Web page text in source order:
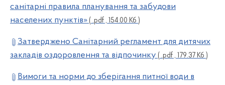
санітарні правила планування та забудови
населених пунктів» ( .pdf , 154.00 Кб )
Затверджено Санітарний регламент для дитячих
закладів оздоровлення та відпочинку ( .pdf , 179.37 Кб )
Вимоги та норми до зберігання питної води в